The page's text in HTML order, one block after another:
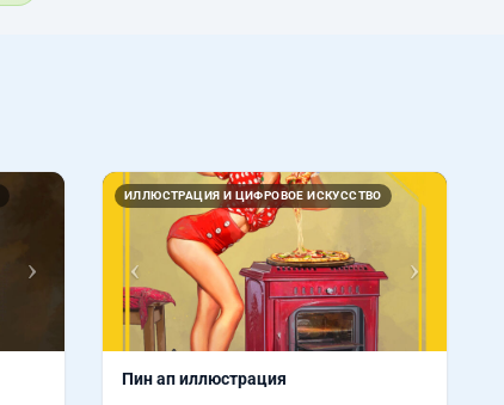
Вперед ИЛЛЮСТРАЦИЯ И ЦИФРОВОЕ ИСКУССТВО
Назад Вперед
Пин ап иллюстрация